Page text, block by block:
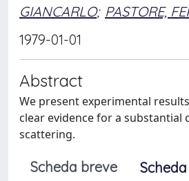
GIANCARLO; PASTORE,
1979-01-01
Abstract
We present experimental
clear evidence for a
scattering.
Scheda breve